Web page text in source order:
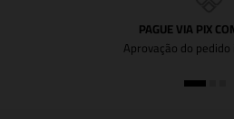
PAGUE VIA PIX
Aprovação do